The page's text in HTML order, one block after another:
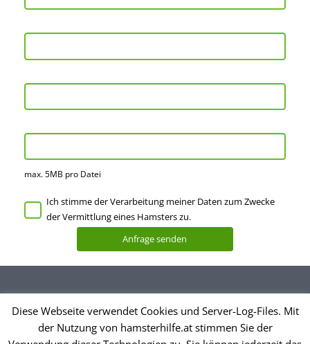
max. 5MB pro Datei
Ich stimme der Verarbeitung meiner Daten zum Zwecke
der Vermittlung eines Hamsters zu.
Impressum
Diese Webseite verwendet Cookies und Server-Log-Files. Mit
der Nutzung von hamsterhilfe.at stimmen Sie der